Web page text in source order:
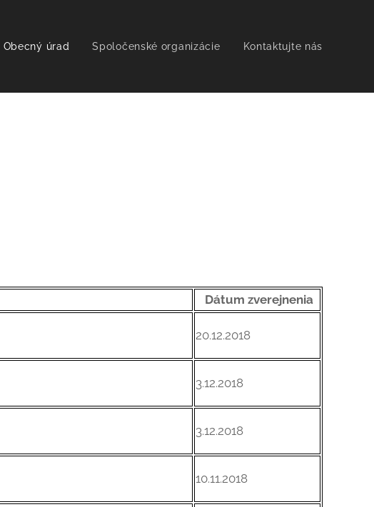
Obecný úrad Spoločenské organizácie Kontaktujte nás
Dátum zverejnenia
20.12.2018
3.12.2018
3.12.2018
10.11.2018